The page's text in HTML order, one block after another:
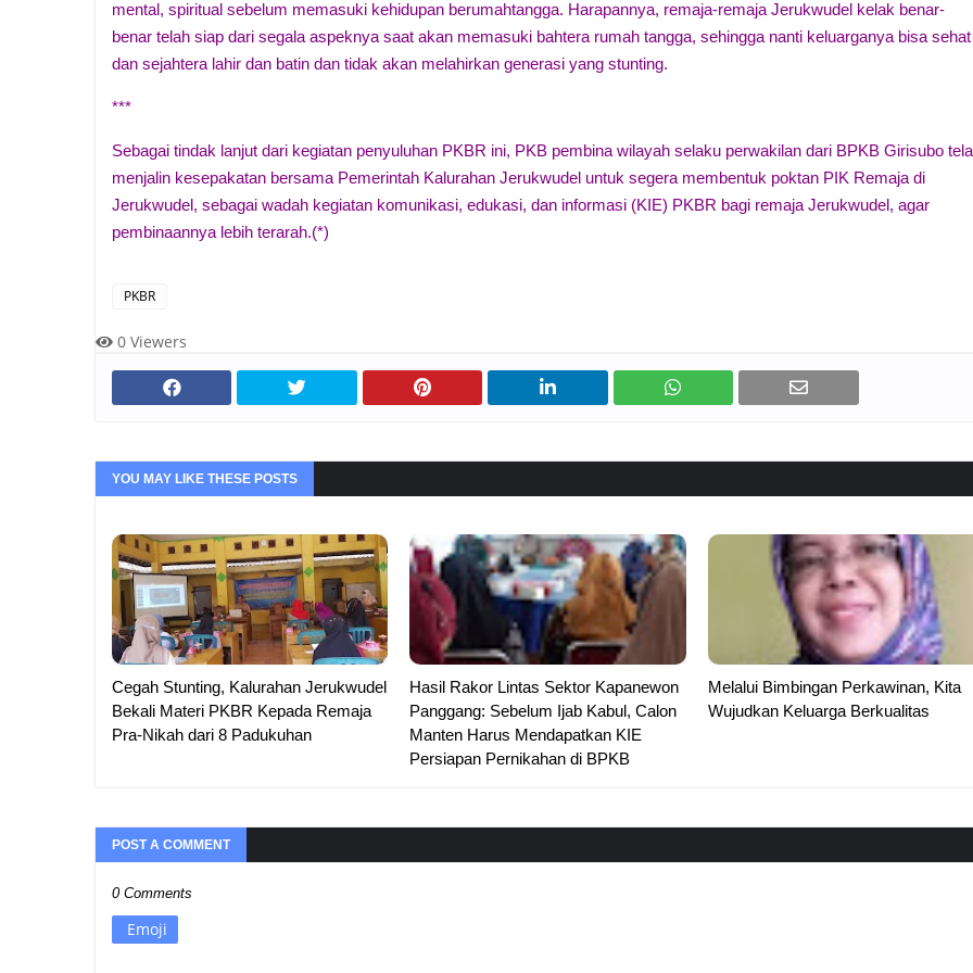
mental, spiritual sebelum memasuki kehidupan berumahtangga. Harapannya, remaja-remaja Jerukwudel kelak benar-
benar telah siap dari segala aspeknya saat akan memasuki bahtera rumah tangga, sehingga nanti keluarganya bisa sehat
dan sejahtera lahir dan batin dan tidak akan melahirkan generasi yang stunting.
***
Sebagai tindak lanjut dari kegiatan penyuluhan PKBR ini, PKB pembina wilayah selaku perwakilan dari BPKB Girisubo
menjalin kesepakatan bersama Pemerintah Kalurahan Jerukwudel untuk segera membentuk poktan PIK Remaja di
Jerukwudel, sebagai wadah kegiatan komunikasi, edukasi, dan informasi (KIE) PKBR bagi remaja Jerukwudel, agar
pembinaannya lebih terarah.(*)
PKBR
0 Viewers
YOU MAY LIKE THESE POSTS
Cegah Stunting, Kalurahan Jerukwudel
Bekali Materi PKBR Kepada Remaja
Pra-Nikah dari 8 Padukuhan
Hasil Rakor Lintas Sektor Kapanewon
Panggang: Sebelum Ijab Kabul, Calon
Manten Harus Mendapatkan KIE
Persiapan Pernikahan di BPKB
Melalui Bimbingan Perkawinan, Kita
Wujudkan Keluarga Berkualitas
POST A COMMENT
0 Comments
Emoji